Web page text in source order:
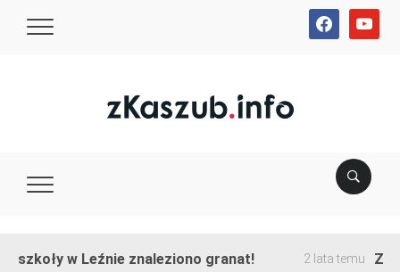
facebookyoutube
szkoły w Leźnie znaleziono granat! 2 lata temu